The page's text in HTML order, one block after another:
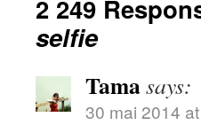
2 249
selfie
Tamasays:
30 mai 2014